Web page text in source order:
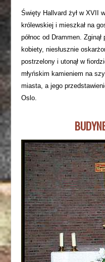
Święty Hallvard żył w XVII
królewskiej i mieszkał na
północ od Drammen.
kobiety, niesłusznie
postrzelony i utonął w
młyńskim kamieniem na
miasta, a jego
Oslo.